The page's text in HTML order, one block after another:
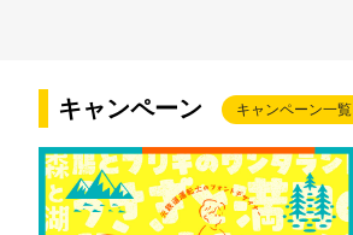
キャンペーン キャンペーン一覧